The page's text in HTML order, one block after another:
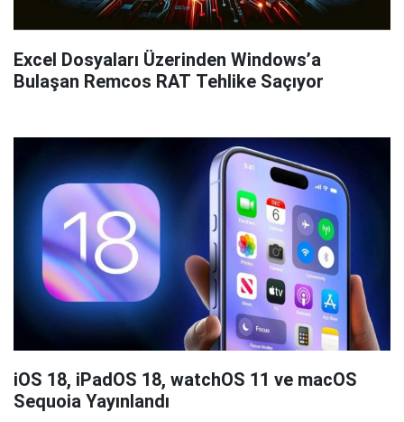
Excel Dosyaları Üzerinden Windows’a
Bulaşan Remcos RAT Tehlike Saçıyor
iOS 18, iPadOS 18, watchOS 11 ve macOS
Sequoia Yayınlandı